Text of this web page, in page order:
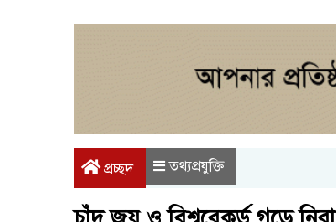
প্রচ্ছদ তথ্যপ্রযুক্তি